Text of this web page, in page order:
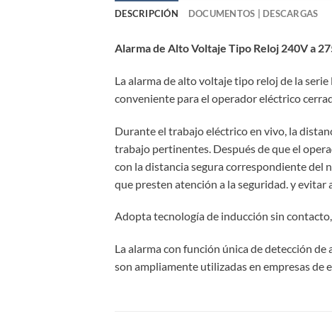
DESCRIPCIÓN DOCUMENTOS | DESCARGAS
Alarma de Alto Voltaje Tipo Reloj 240V a
La alarma de alto voltaje tipo reloj de la
conveniente para el operador eléctrico
Durante el trabajo eléctrico en vivo, la
trabajo pertinentes. Después de que el
con la distancia segura correspondiente del
que presten atención a la seguridad. y evitar
Adopta tecnología de inducción sin
La alarma con función única de detección
son ampliamente utilizadas en empresas de